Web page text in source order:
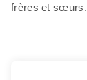
frères et sœurs.